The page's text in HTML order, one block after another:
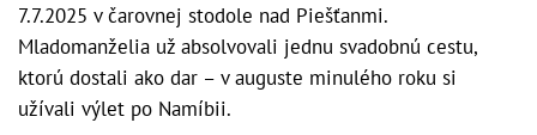
7.7.2025 v čarovnej stodole nad Piešťanmi.
Mladomanželia už absolvovali jednu svadobnú cestu,
ktorú dostali ako dar – v auguste minulého roku si
užívali výlet po Namíbii.